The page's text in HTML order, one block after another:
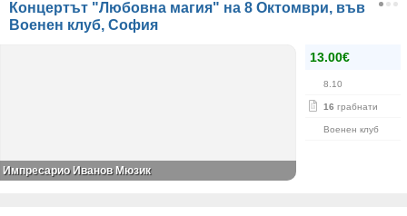
Концертът "Любовна магия" на 8 Октомври, във
Военен клуб, София
13.00€
8.10
16 грабнати
Военен клуб
Импресарио Иванов Мюзик